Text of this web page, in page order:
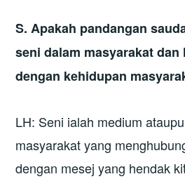
S. Apakah pandangan
seni dalam masyarakat
dengan kehidupan
LH: Seni ialah medium
masyarakat yang
dengan mesej yang hendak